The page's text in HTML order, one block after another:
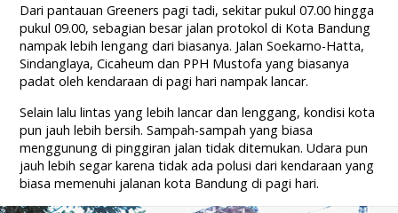
Dari pantauan Greeners pagi tadi, sekitar pukul 07.00 hingga
pukul 09.00, sebagian besar jalan protokol di Kota Bandung
nampak lebih lengang dari biasanya. Jalan Soekarno-Hatta,
Sindanglaya, Cicaheum dan PPH Mustofa yang biasanya
padat oleh kendaraan di pagi hari nampak lancar.
Selain lalu lintas yang lebih lancar dan lenggang, kondisi kota
pun jauh lebih bersih. Sampah-sampah yang biasa
menggunung di pinggiran jalan tidak ditemukan. Udara pun
jauh lebih segar karena tidak ada polusi dari kendaraan yang
biasa memenuhi jalanan kota Bandung di pagi hari.